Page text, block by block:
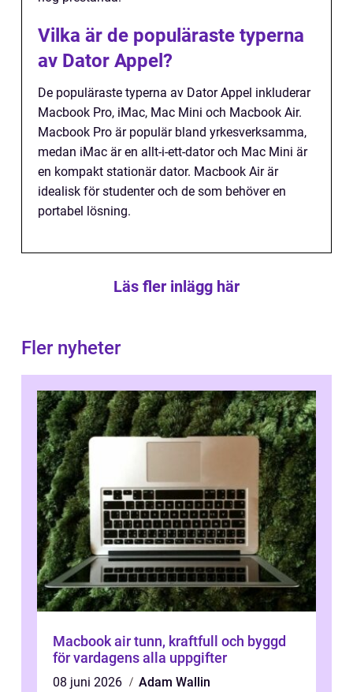
Vilka är de populäraste typerna
av Dator Appel?
De populäraste typerna av Dator Appel inkluderar
Macbook Pro, iMac, Mac Mini och Macbook Air.
Macbook Pro är populär bland yrkesverksamma,
medan iMac är en allt-i-ett-dator och Mac Mini är
en kompakt stationär dator. Macbook Air är
idealisk för studenter och de som behöver en
portabel lösning.
Läs fler inlägg här
Fler nyheter
Macbook air tunn, kraftfull och byggd
för vardagens alla uppgifter
08 juni 2026
Adam Wallin